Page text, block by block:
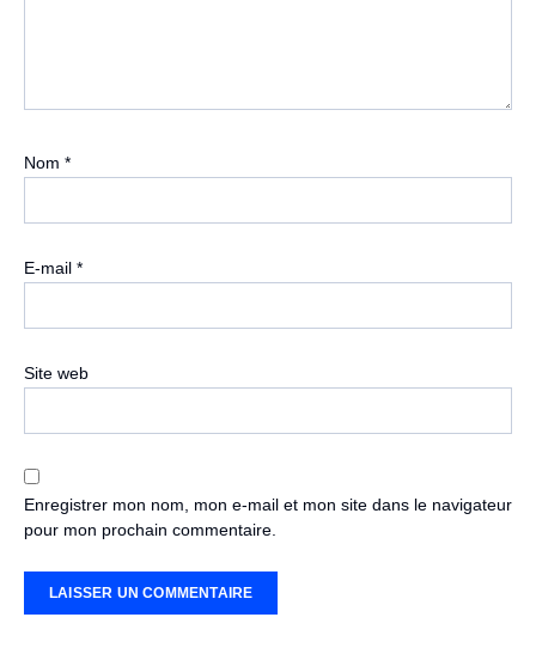
Nom *
E-mail *
Site web
Enregistrer mon nom, mon e-mail et mon site dans le navigateur
pour mon prochain commentaire.